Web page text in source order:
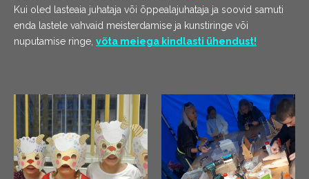
Kui oled lasteaia juhataja või õppealajuhataja ja soovid samuti
enda lastele vahvaid meisterdamise ja kunstiringe või
nuputamise ringe, võta meiega kindlasti ühendust!